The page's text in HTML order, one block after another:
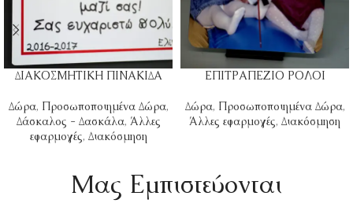
ΔΙΑΚΟΣΜΗΤΙΚΗ ΠΙΝΑΚΙΔΑ
Δώρα, Προσωποποιημένα Δώρα,
Δάσκαλος - Δασκάλα, Άλλες
εφαρμογές, Διακόσμηση
ΕΠΙΤΡΑΠΕΖΙΟ ΡΟΛΟΙ
Δώρα, Προσωποποιημένα Δώρα,
Άλλες εφαρμογές, Διακόσμηση
Mας Εμπιστεύονται